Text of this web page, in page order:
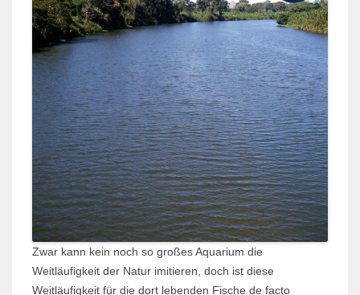
Zwar kann kein noch so großes Aquarium die
Weitläufigkeit der Natur imitieren, doch ist diese
Weitläufigkeit für die dort lebenden Fische de facto